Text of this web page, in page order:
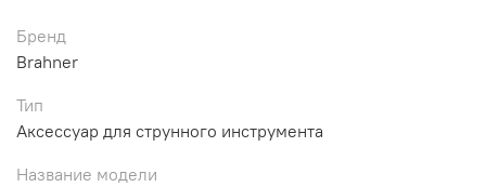
Бренд
Brahner
Тип
Аксессуар для струнного инструмента
Название модели